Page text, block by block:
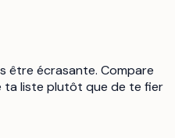
être écrasante. Compare
ta liste plutôt que de te fier